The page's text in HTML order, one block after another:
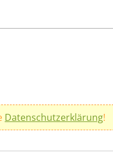
Datenschutzerklärung!